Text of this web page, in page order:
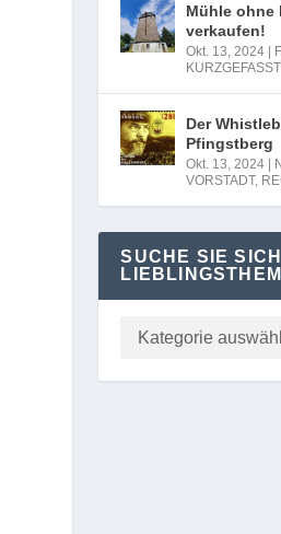
Mühle ohne
verkaufen!
Okt. 13, 2024
KURZGEFASST
Der
Pfingstberg
Okt. 13, 2024
VORSTADT,
SUCHE SIE